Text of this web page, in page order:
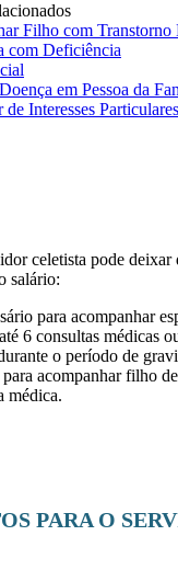
Filho com Transtorno
com Deficiência
em Pessoa da
Interesses Particulares
celetista pode deixar
salário:
para acompanhar
6 consultas médicas
o período de
acompanhar filho
médica.
PARA O